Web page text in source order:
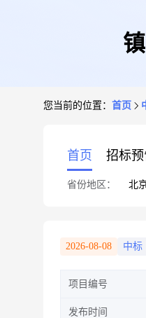
您当前的位置： 首页
首页 招标预
省份地区： 北
2026-08-08 中标
项目编号
发布时间